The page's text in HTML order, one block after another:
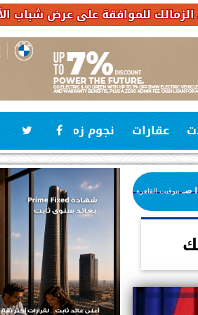
على عرض شباب الأهلي لضم
عقارات نجوم زمان رياضة
بتوقيت القاهرة